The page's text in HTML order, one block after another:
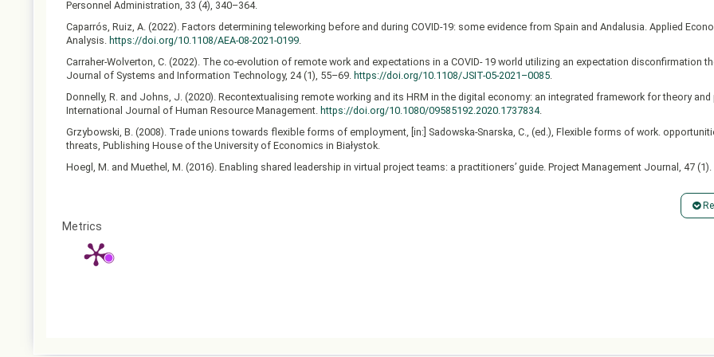
Personnel Administration, 33 (4), 340–364.
Caparrós, Ruiz, A. (2022). Factors determining teleworking before and during COVID-19: some evidence from Spain and Andalusia. Applied
Analysis. https://doi.org/10.1108/AEA-08-2021-0199
Carraher-Wolverton, C. (2022). The co-evolution of remote work and expectations in a COVID- 19 world utilizing an expectation disconfirmation
Journal of Systems and Information Technology, 24 (1), 55–69. https://doi.org/10.1108/JSIT-05-2021–0085
Donnelly, R. and Johns, J. (2020). Recontextualising remote working and its HRM in the digital economy: an integrated framework for theory and
International Journal of Human Resource Management. https://doi.org/10.1080/09585192.2020.1737834.
Grzybowski, B. (2008). Trade unions towards flexible forms of employment, [in:] Sadowska-Snarska, C., (ed.), Flexible forms of work.
threats, Publishing House of the University of Economics in Białystok.
Hoegl, M. and Muethel, M. (2016). Enabling shared leadership in virtual project teams: a practitioners’ guide. Project Management Journal, 47 (1).
Kelliher, C. and Anderson, D. (2009). Doing more with less? Flexible working practices and the intensification of work. Human Relations, 63 (1),
Klekowski, T. (2013). Teleworking – an effective solution in a changing world.
swiecie/PVdFuTvIs
Article
Details
Metrics